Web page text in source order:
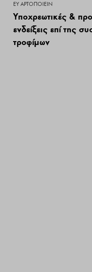
ΕΥ ΑΡΤΟΠΟΙΕΊΝ
Υποχρεωτικές &
ενδείξεις επί της
τροφίμων